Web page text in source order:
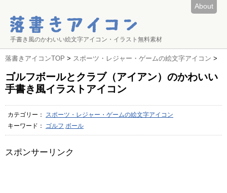
About
手書き風のかわいい絵文字アイコン・イラスト無料素材
落書きアイコンTOP > スポーツ・レジャー・ゲームの絵文字アイコン >
ゴルフボールとクラブ（アイアン）のかわいい
手書き風イラストアイコン
カテゴリー： スポーツ・レジャー・ゲームの絵文字アイコン
キーワード： ゴルフ ボール
スポンサーリンク